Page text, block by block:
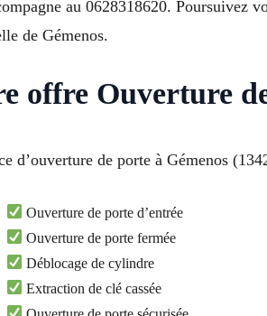
au 0628318620. Poursuivez
de Gémenos.
offre Ouverture
d’ouverture de porte à Gémenos
Ouverture de porte d’entrée
Ouverture de porte fermée
Déblocage de cylindre
Extraction de clé cassée